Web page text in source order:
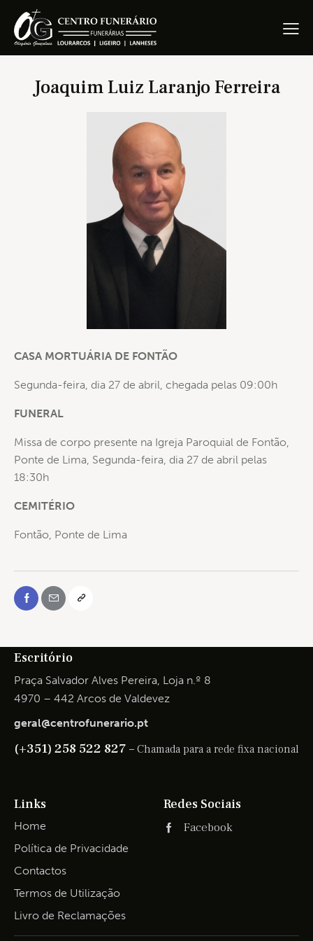
Joaquim Luiz Laranjo Ferreira
CASA MORTUÁRIA DE FONTÃO
Segunda-feira, dia 27 de abril, chegada pelas 09:00h
FUNERAL
Missa de corpo presente na Igreja Paroquial de Fontão,
Ponte de Lima, Segunda-feira, dia 27 de abril pelas
18:30h
CEMITÉRIO
Fontão, Ponte de Lima
Escritório
Praça Salvador Alves Pereira, Loja n.º 8
4970 – 442 Arcos de Valdevez
geral@centrofunerario.pt
(+351) 258 522 827 – Chamada para a rede fixa nacional
Links
Home
Política de Privacidade
Contactos
Termos de Utilização
Livro de Reclamações
Redes Sociais
Facebook